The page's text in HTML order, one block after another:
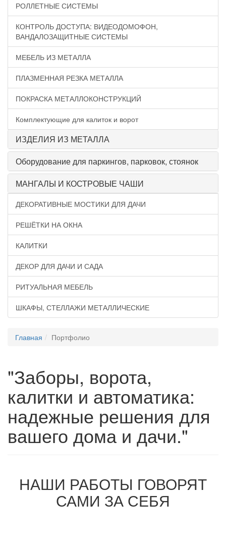
РОЛЛЕТНЫЕ СИСТЕМЫ
КОНТРОЛЬ ДОСТУПА: ВИДЕОДОМОФОН,
ВАНДАЛОЗАЩИТНЫЕ СИСТЕМЫ
МЕБЕЛЬ ИЗ МЕТАЛЛА
ПЛАЗМЕННАЯ РЕЗКА МЕТАЛЛА
ПОКРАСКА МЕТАЛЛОКОНСТРУКЦИЙ
Комплектующие для калиток и ворот
ИЗДЕЛИЯ ИЗ МЕТАЛЛА
Оборудование для паркингов, парковок, стоянок
МАНГАЛЫ И КОСТРОВЫЕ ЧАШИ
ДЕКОРАТИВНЫЕ МОСТИКИ ДЛЯ ДАЧИ
РЕШЁТКИ НА ОКНА
КАЛИТКИ
ДЕКОР ДЛЯ ДАЧИ И САДА
РИТУАЛЬНАЯ МЕБЕЛЬ
ШКАФЫ, СТЕЛЛАЖИ МЕТАЛЛИЧЕСКИЕ
Главная Портфолио
"Заборы, ворота,
калитки и автоматика:
надежные решения для
вашего дома и дачи."
НАШИ РАБОТЫ ГОВОРЯТ
САМИ ЗА СЕБЯ